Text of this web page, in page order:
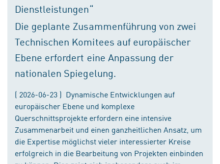
Dienstleistungen“
Die geplante Zusammenführung von zwei
Technischen Komitees auf europäischer
Ebene erfordert eine Anpassung der
nationalen Spiegelung.
( 2026-06-23 ) Dynamische Entwicklungen auf
europäischer Ebene und komplexe
Querschnittsprojekte erfordern eine intensive
Zusammenarbeit und einen ganzheitlichen Ansatz, um
die Expertise möglichst vieler interessierter Kreise
erfolgreich in die Bearbeitung von Projekten einbinden